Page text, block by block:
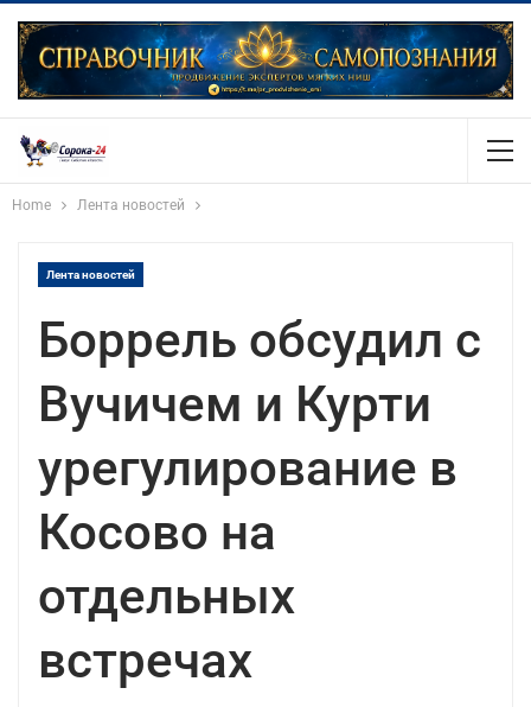
Home Лента новостей
Лента новостей
Боррель обсудил с
Вучичем и Курти
урегулирование в
Косово на
отдельных
встречах